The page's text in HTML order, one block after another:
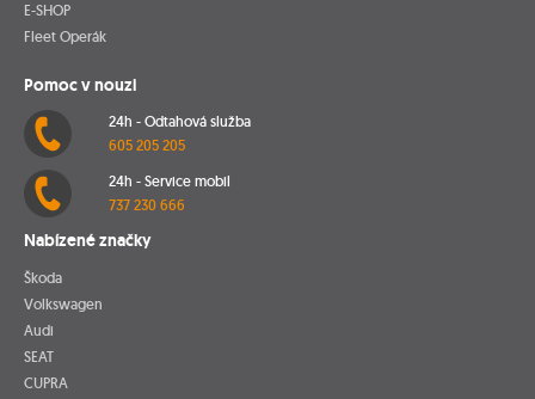
E-SHOP
Fleet Operák
Pomoc v nouzi
24h - Odtahová služba
605 205 205
24h - Service mobil
737 230 666
Nabízené značky
Škoda
Volkswagen
Audi
SEAT
CUPRA